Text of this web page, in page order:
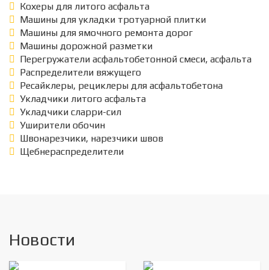
Кохеры для литого асфальта
Машины для укладки тротуарной плитки
Машины для ямочного ремонта дорог
Машины дорожной разметки
Перегружатели асфальтобетонной смеси, асфальта
Распределители вяжущего
Ресайклеры, рециклеры для асфальтобетона
Укладчики литого асфальта
Укладчики сларри-сил
Уширители обочин
Швонарезчики, нарезчики швов
Щебнераспределители
Новости